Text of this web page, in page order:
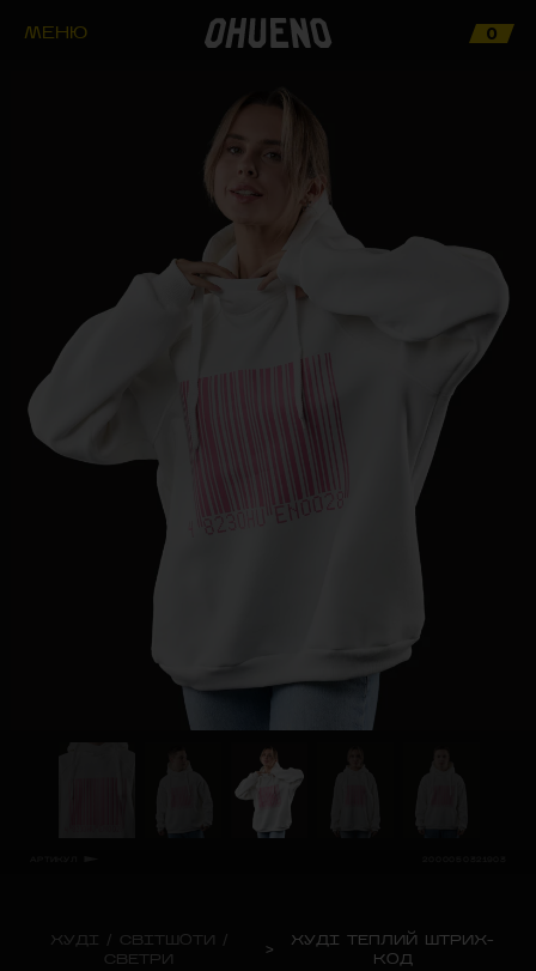
МЕНЮ 0
ХУДІ / СВІТШОТИ /
СВЕТРИ
>
ХУДІ ТЕПЛИЙ ШТРИХ-
КОД